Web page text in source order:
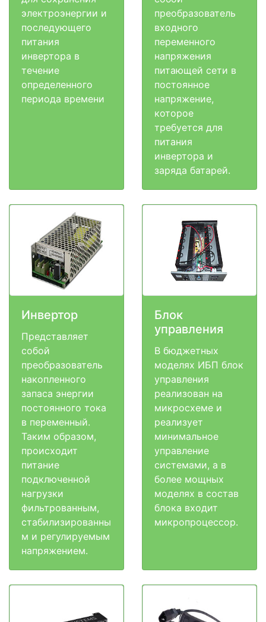
электроэнергии и
последующего
питания
инвертора в
течение
определенного
периода времени
преобразователь
входного
переменного
напряжения
питающей сети в
постоянное
напряжение,
которое
требуется для
питания
инвертора и
заряда батарей.
Инвертор
Представляет
собой
преобразователь
накопленного
запаса энергии
постоянного тока
в переменный.
Таким образом,
происходит
питание
подключенной
нагрузки
фильтрованным,
стабилизированны
м и регулируемым
напряжением.
Блок
управления
В бюджетных
моделях ИБП блок
управления
реализован на
микросхеме и
реализует
минимальное
управление
системами, а в
более мощных
моделях в состав
блока входит
микропроцессор.